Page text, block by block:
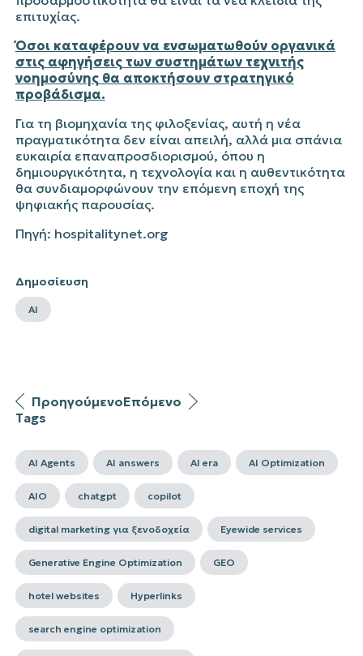
επιτυχίας.
Όσοι καταφέρουν να ενσωματωθούν οργανικά
στις αφηγήσεις των συστημάτων τεχνιτής
νοημοσύνης θα αποκτήσουν στρατηγικό
προβάδισμα.
Για τη βιομηχανία της φιλοξενίας, αυτή η νέα
πραγματικότητα δεν είναι απειλή, αλλά μια σπάνια
ευκαιρία επαναπροσδιορισμού, όπου η
δημιουργικότητα, η τεχνολογία και η αυθεντικότητα
θα συνδιαμορφώνουν την επόμενη εποχή της
ψηφιακής παρουσίας.
Πηγή: hospitalitynet.org
Δημοσίευση
AI
ΠροηγούμενοΕπόμενο
Tags
AI Agents AI answers AI era AI Optimization
AIO chatgpt copilot
digital marketing για ξενοδοχεία Eyewide services
Generative Engine Optimization GEO
hotel websites Hyperlinks
search engine optimization